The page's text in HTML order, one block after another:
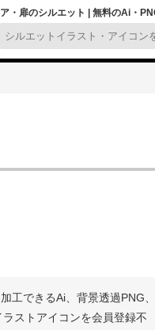
ア・扉のシルエット | 無料のAi・
工できるAi、背景透過PNG、
ストアイコンを会員登録不